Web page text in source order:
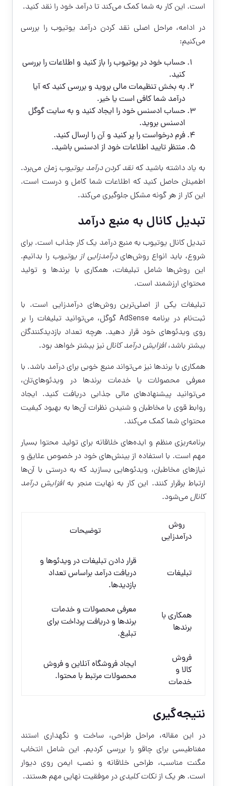
است. این کار به شما کمک می‌کند تا درآمد خود را نقد کنید.
در ادامه، مراحل اصلی نقد کردن درآمد یوتیوب را بررسی
می‌کنیم:
حساب خود در یوتیوب را باز کنید و اطلاعات را بررسی
کنید.
به بخش تنظیمات مالی بروید و بررسی کنید که آیا
درآمد شما کافی است یا خیر.
حساب ادسنس خود را ایجاد کنید و به سایت گوگل
ادسنس بروید.
فرم درخواست را پر کنید و آن را ارسال کنید.
منتظر تایید اطلاعات خود از ادسنس باشید.
به یاد داشته باشید که نقد کردن درآمد یوتیوب زمان می‌برد.
اطمینان حاصل کنید که اطلاعات شما کامل و درست است.
این کار از هر گونه مشکل جلوگیری می‌کند.
تبدیل کانال به منبع درآمد
تبدیل کانال یوتیوب به منبع درآمد یک کار جذاب است. برای
شروع، باید انواع روش‌هایدرآمدزایی از یوتیوب را بدانیم.
این روش‌ها شامل تبلیغات، همکاری با برندها و تولید
محتوای ارزشمند است.
تبلیغات یکی از اصلی‌ترین روش‌های درآمدزایی است. با
ثبت‌نام در برنامه AdSense گوگل، می‌توانید تبلیغات را بر
روی ویدئوهای خود قرار دهید. هرچه تعداد بازدیدکنندگان
بیشتر باشد،افزایش درآمد کانال نیز بیشتر خواهد بود.
همکاری با برندها نیز می‌تواند منبع خوبی برای درآمد باشد. با
معرفی محصولات یا خدمات برندها در ویدئوهای‌تان،
می‌توانید پیشنهادهای مالی جذابی دریافت کنید. ایجاد
روابط قوی با مخاطبان و شنیدن نظرات آن‌ها به بهبود کیفیت
محتوای شما کمک می‌کند.
برنامه‌ریزی منظم و ایده‌های خلاقانه برای تولید محتوا بسیار
مهم است. با استفاده از بینش‌های خود در خصوص علایق و
نیازهای مخاطبان، ویدئوهایی بسازید که به درستی با آن‌ها
ارتباط برقرار کنند. این کار به نهایت منجر بهافزایش درآمد
کانالمی‌شود.
روش
درآمدزایی
توضیحات
تبلیغات
قرار دادن تبلیغات در ویدئوها و
دریافت درآمد براساس تعداد
بازدیدها.
همکاری با
برندها
معرفی محصولات و خدمات
برندها و دریافت پرداخت برای
تبلیغ.
فروش
کالا و
خدمات
ایجاد فروشگاه آنلاین و فروش
محصولات مرتبط با محتوا.
نتیجه‌گیری
در این مقاله، مراحل طراحی، ساخت و نگهداری استند
مغناطیسی برای چاقو را بررسی کردیم. این شامل انتخاب
مگنت مناسب، طراحی خلاقانه و نصب ایمن روی دیوار
است. هر یک ازنکات کلیدیدر موفقیت نهایی مهم هستند.